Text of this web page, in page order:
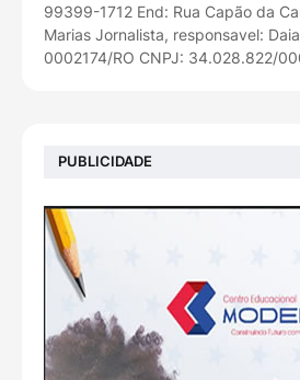
99399-1712 End: Rua Capão da
Marias Jornalista, responsavel:
0002174/RO CNPJ: 34.028.822/
PUBLICIDADE